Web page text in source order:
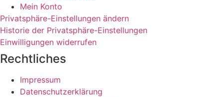
Mein Konto
Privatsphäre-Einstellungen ändern
Historie der Privatsphäre-Einstellungen
Einwilligungen widerrufen
Rechtliches
Impressum
Datenschutzerklärung